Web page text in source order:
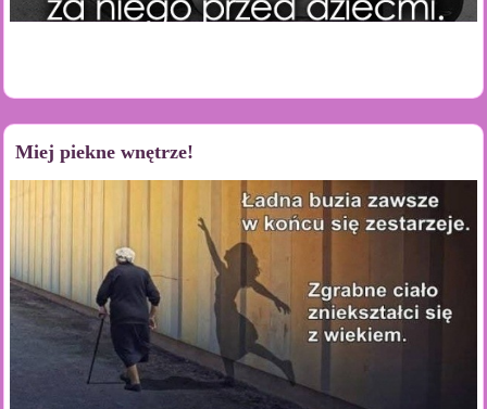
Miej piekne wnętrze!